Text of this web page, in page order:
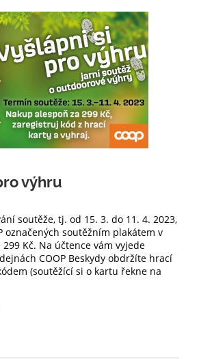
výhru
soutěže, tj. od 15. 3. do 11. 4. 2023,
označených soutěžním plakátem v
Kč. Na účtence vám vyjede
COOP Beskydy obdržíte hrací
(soutěžící si o kartu řekne na